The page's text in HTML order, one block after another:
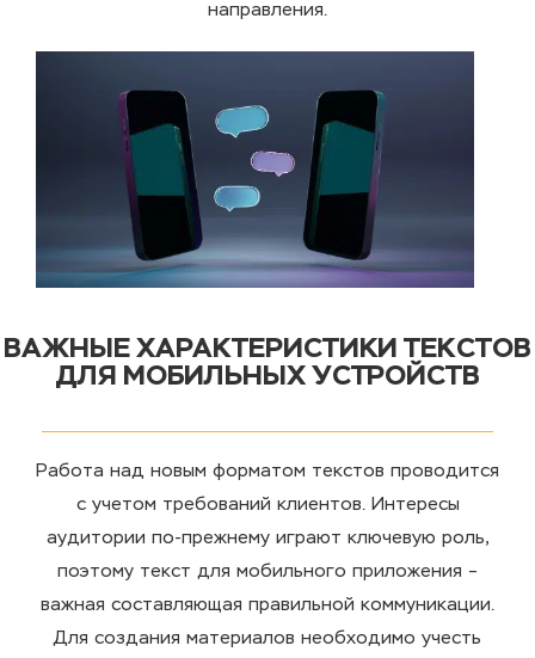
направления.
ВАЖНЫЕ ХАРАКТЕРИСТИКИ ТЕКСТОВ
ДЛЯ МОБИЛЬНЫХ УСТРОЙСТВ
Работа над новым форматом текстов проводится
с учетом требований клиентов. Интересы
аудитории по-прежнему играют ключевую роль,
поэтому текст для мобильного приложения –
важная составляющая правильной коммуникации.
Для создания материалов необходимо учесть